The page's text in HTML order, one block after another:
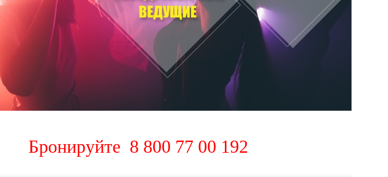
Бронируйте 8 800 77 00 192